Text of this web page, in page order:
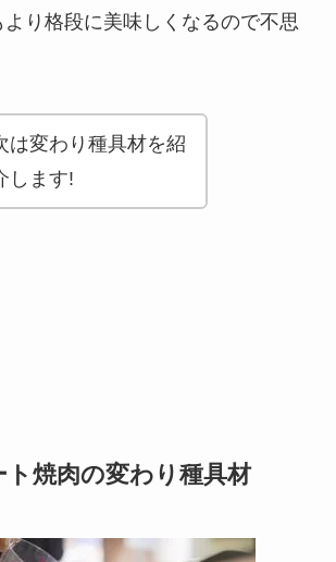
り格段に美味しくなるので不思
は変わり種具材を紹
します!
焼肉の変わり種具材